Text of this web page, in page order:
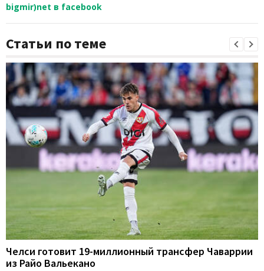
bigmir)net в facebook
Статьи по теме
Челси готовит 19-миллионный трансфер Чаваррии
из Райо Вальекано